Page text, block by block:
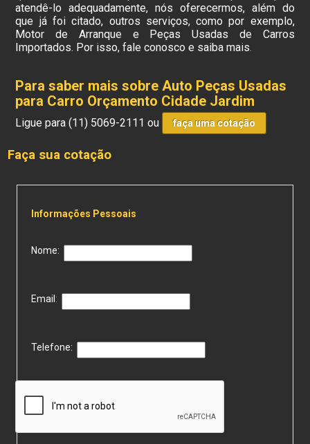
atendê-lo adequadamente, nós oferecermos, além do
que já foi citado, outros serviços, como por exemplo,
Motor de Arranque e Peças Usadas de Carros
Importados. Por isso, fale conosco e saiba mais.
Para saber mais sobre Auto Peças Usadas
para Carro Orçamento Cidade Jardim
Ligue para(11) 5069-2111 ou faça uma cotação
Faça sua cotação
Informações Pessoais
Nome:
Email:
Telefone: